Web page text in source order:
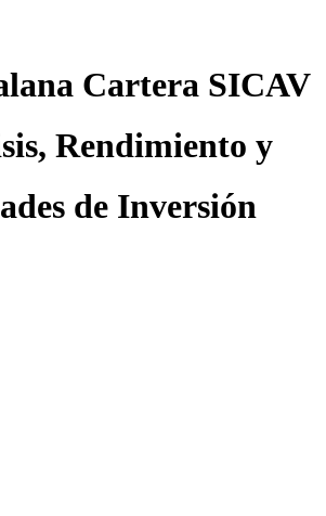
Cartera SICAV
Rendimiento y
de Inversión